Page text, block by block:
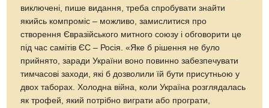
виключені, пише видання, треба спробувати знайти
якийсь компроміс – можливо, замислитися про
створення Євразійського митного союзу і обговорити це
під час самітів ЄС – Росія. «Яке б рішення не було
прийнято, заради України воно повинно забезпечувати
тимчасові заходи, які б дозволили їй бути присутньою у
двох таборах. Холодна війна, коли Україна розглядалась
як трофей, який потрібно виграти або програти,